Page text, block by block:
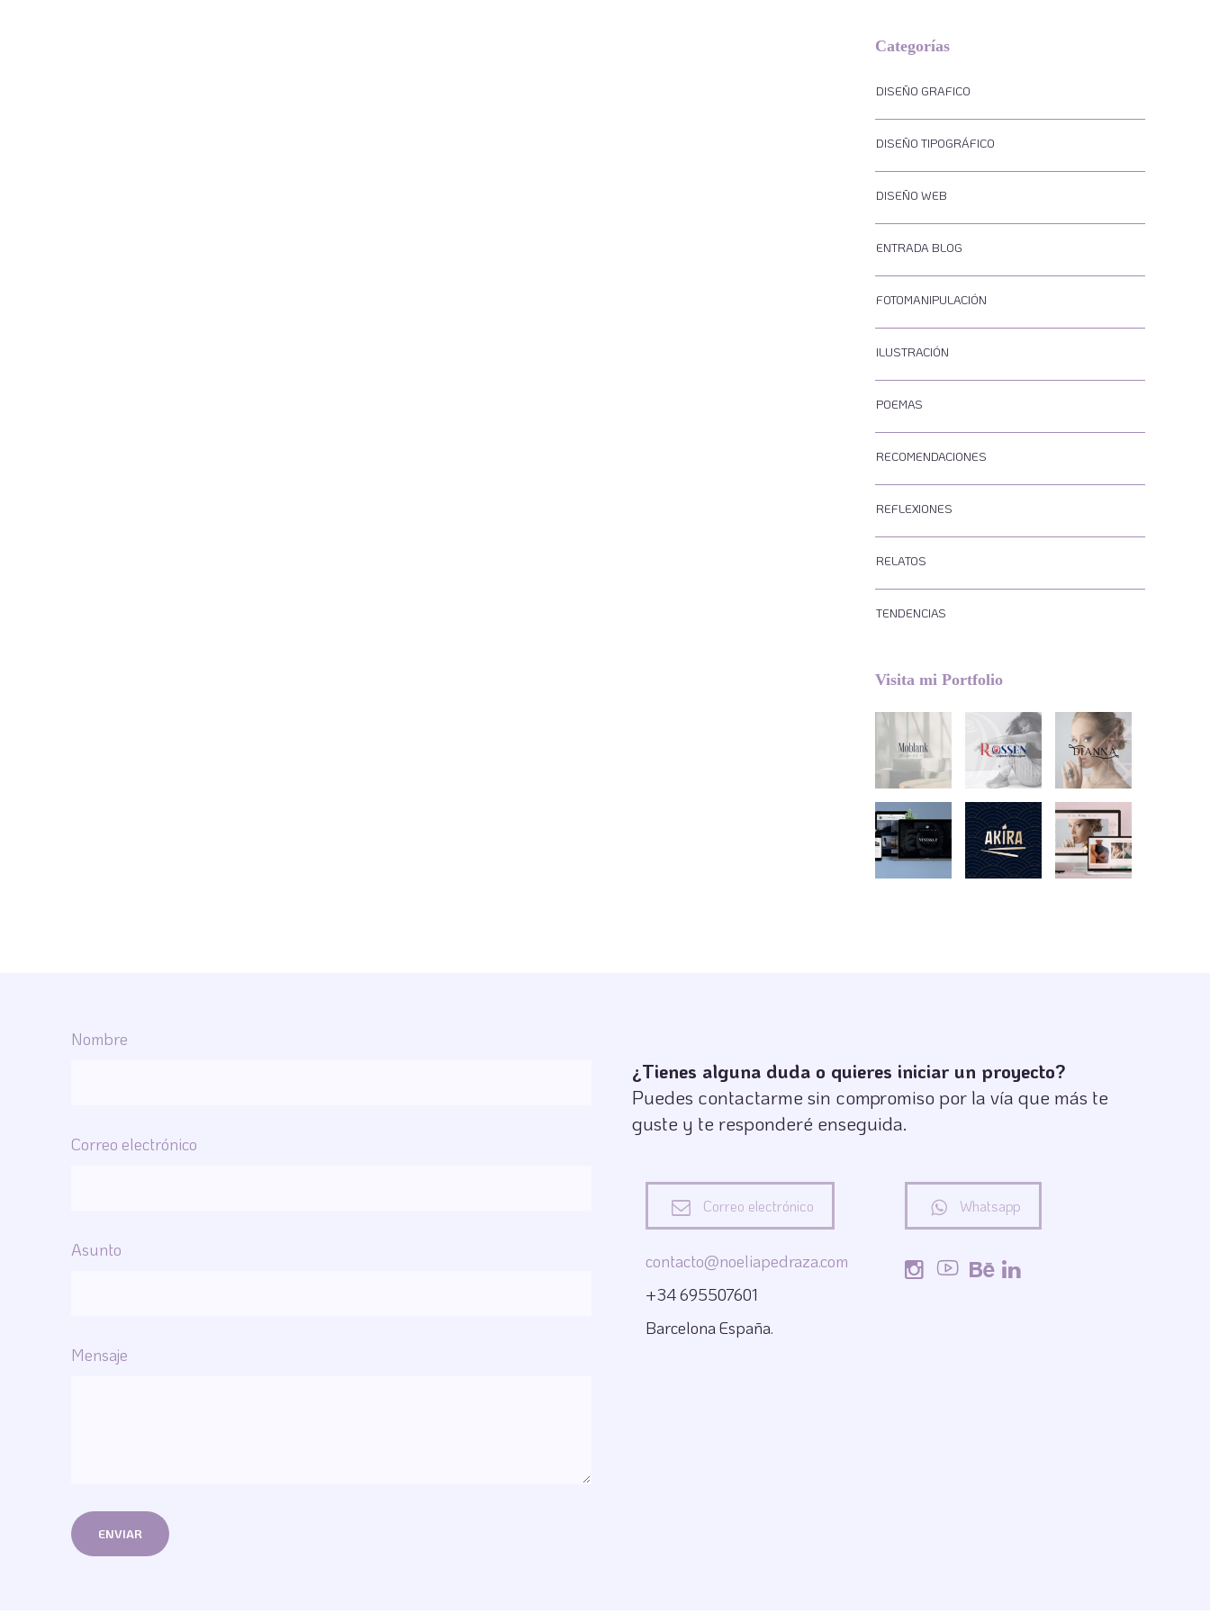
Categorías
DISEÑO GRAFICO
DISEÑO TIPOGRÁFICO
DISEÑO WEB
ENTRADA BLOG
FOTOMANIPULACIÓN
ILUSTRACIÓN
POEMAS
RECOMENDACIONES
REFLEXIONES
RELATOS
TENDENCIAS
Visita mi Portfolio
Nombre
Correo electrónico
Asunto
Mensaje
¿Tienes alguna duda o quieres iniciar un proyecto?
Puedes contactarme sin compromiso por la vía que más te
guste y te responderé enseguida.
Correo electrónico Whatsapp
contacto@noeliapedraza.com
+34 695507601
Barcelona España.